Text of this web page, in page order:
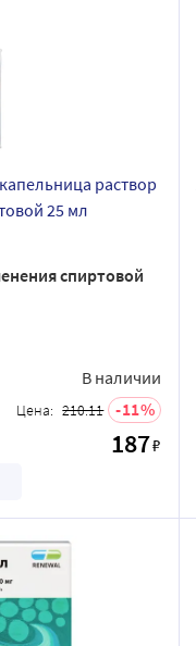
раствор
25 мл
спиртовой
В наличии
Цена: 210.11 11
187₽